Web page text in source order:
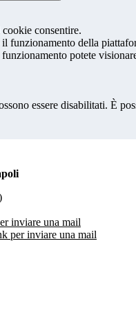
consentire.
funzionamento della
potete
essere disabilitati. È
inviare una mail
per inviare una mail